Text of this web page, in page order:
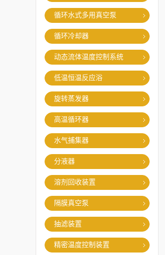
循环水式多用真空泵
循环冷却器
动态流体温度控制系统
低温恒温反应浴
旋转蒸发器
高温循环器
水气捕集器
分液器
溶剂回收装置
隔膜真空泵
抽滤装置
精密温度控制装置